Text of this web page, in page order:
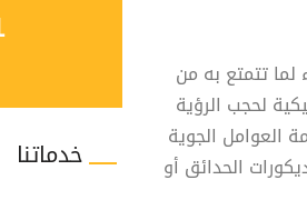
لما تتمتع به من
لحجب الرؤية
العوامل الجوية
الحدائق أو
خدماتنا